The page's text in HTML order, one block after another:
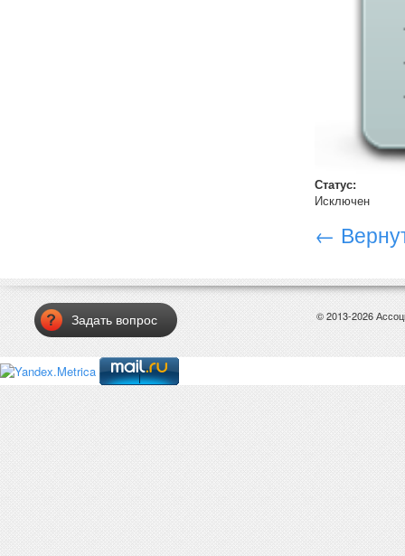
Статус:
Исключен
←
Задать вопрос © 2013-2026